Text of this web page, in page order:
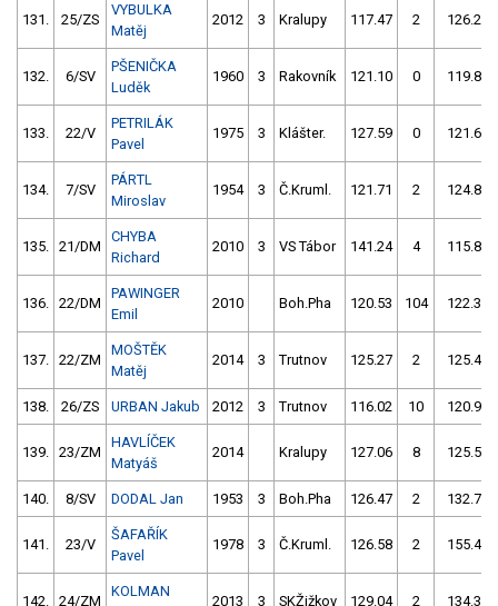
131. 25/ZS
VYBULKA
Matěj
2012 3 Kralupy 117.47 2 126.26
132. 6/SV
PŠENIČKA
Luděk
1960 3 Rakovník 121.10 0 119.83
133. 22/V
PETRILÁK
Pavel
1975 3 Klášter. 127.59 0 121.61
134. 7/SV
PÁRTL
Miroslav
1954 3 Č.Kruml. 121.71 2 124.82
135. 21/DM
CHYBA
Richard
2010 3 VS Tábor 141.24 4 115.84
136. 22/DM
PAWINGER
Emil
2010 Boh.Pha 120.53 104 122.35
137. 22/ZM
MOŠTĚK
Matěj
2014 3 Trutnov 125.27 2 125.47
138. 26/ZS URBAN Jakub 2012 3 Trutnov 116.02 10 120.93
139. 23/ZM
HAVLÍČEK
Matyáš
2014 Kralupy 127.06 8 125.50
140. 8/SV DODAL Jan 1953 3 Boh.Pha 126.47 2 132.77
141. 23/V
ŠAFAŘÍK
Pavel
1978 3 Č.Kruml. 126.58 2 155.41
142. 24/ZM
KOLMAN
2013 3 SKŽižkov 129.04 2 134.33